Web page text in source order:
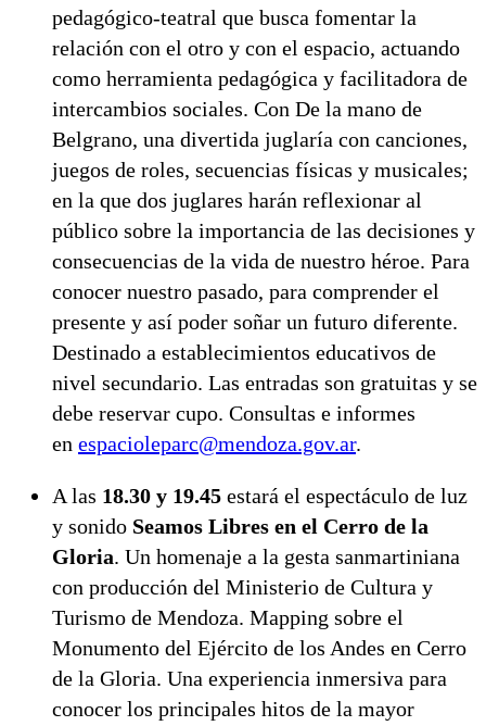
pedagógico-teatral que busca fomentar la
relación con el otro y con el espacio, actuando
como herramienta pedagógica y facilitadora de
intercambios sociales. Con De la mano de
Belgrano, una divertida juglaría con canciones,
juegos de roles, secuencias físicas y musicales;
en la que dos juglares harán reflexionar al
público sobre la importancia de las decisiones y
consecuencias de la vida de nuestro héroe. Para
conocer nuestro pasado, para comprender el
presente y así poder soñar un futuro diferente.
Destinado a establecimientos educativos de
nivel secundario. Las entradas son gratuitas y se
debe reservar cupo. Consultas e informes
en espacioleparc@mendoza.gov.ar.
A las 18.30 y 19.45 estará el espectáculo de luz
y sonido Seamos Libres en el Cerro de la
Gloria. Un homenaje a la gesta sanmartiniana
con producción del Ministerio de Cultura y
Turismo de Mendoza. Mapping sobre el
Monumento del Ejército de los Andes en Cerro
de la Gloria. Una experiencia inmersiva para
conocer los principales hitos de la mayor